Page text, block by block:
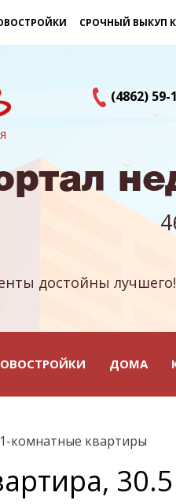
СРОЧНЫЙ ВЫКУП
(4862) 59-
достойны лучшего!
ДОМА
1-комнатные квартиры